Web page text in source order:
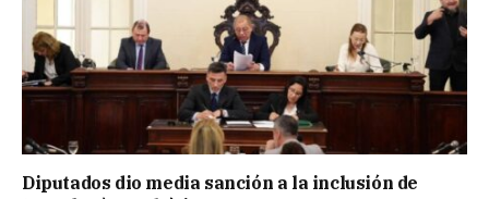
Diputados dio media sanción a la inclusión de